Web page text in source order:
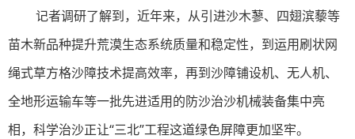
记者调研了解到，近年来，从引进沙木蓼、四翅滨藜等
苗木新品种提升荒漠生态系统质量和稳定性，到运用刷状网
绳式草方格沙障技术提高效率，再到沙障铺设机、无人机、
全地形运输车等一批先进适用的防沙治沙机械装备集中亮
相，科学治沙正让“三北”工程这道绿色屏障更加坚牢。